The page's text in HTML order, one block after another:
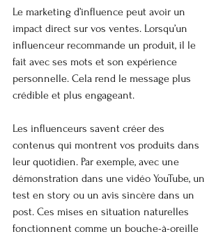
Le marketing d’influence peut avoir un
impact direct sur vos ventes. Lorsqu’un
influenceur recommande un produit, il le
fait avec ses mots et son expérience
personnelle. Cela rend le message plus
crédible et plus engageant.
Les influenceurs savent créer des
contenus qui montrent vos produits dans
leur quotidien. Par exemple, avec une
démonstration dans une vidéo YouTube, un
test en story ou un avis sincère dans un
post. Ces mises en situation naturelles
fonctionnent comme un bouche-à-oreille